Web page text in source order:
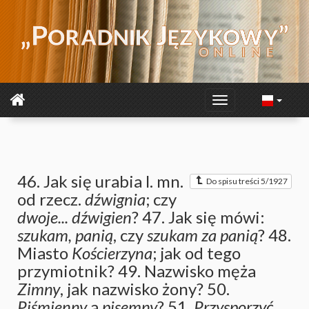
Do spisu treści 5/1927
46. Jak się urabia l. mn.
od rzecz. dźwignia; czy
dwoje... dźwigien? 47. Jak się mówi:
szukam, panią, czyszukam za panią? 48.
Miasto Kościerzyna; jak od tego
przymiotnik? 49. Nazwisko męża
Zimny, jak nazwisko żony? 50.